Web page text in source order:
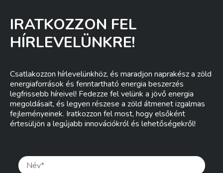
IRATKOZZON FEL
HÍRLEVELÜNKRE!
Csatlakozzon hírlevelünkhöz, és maradjon naprakész a zöld
energiaforrások és fenntartható energia beszerzés
legfrissebb híreivel! Fedezze fel velünk a jövő energia
megoldásait, és legyen részese a zöld átmenet izgalmas
fejleményeinek. Iratkozzon fel most, hogy elsőként
értesüljön a legújabb innovációkról és lehetőségekről!